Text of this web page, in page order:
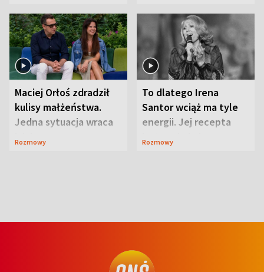
Maciej Orłoś zdradził
kulisy małżeństwa.
Jedna sytuacja wraca
jak bumerang
Rozmowy
To dlatego Irena
Santor wciąż ma tyle
energii. Jej recepta
jest zaskakująco
Rozmowy